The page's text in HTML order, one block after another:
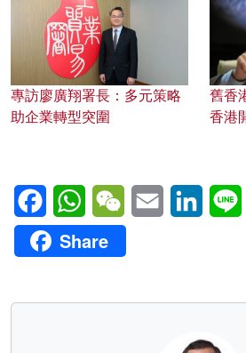
專訪廖廣翔署長：多元策略
助企業轉型突圍
舊香
香港
FacebookWhatsAppWeChatEmail
Share